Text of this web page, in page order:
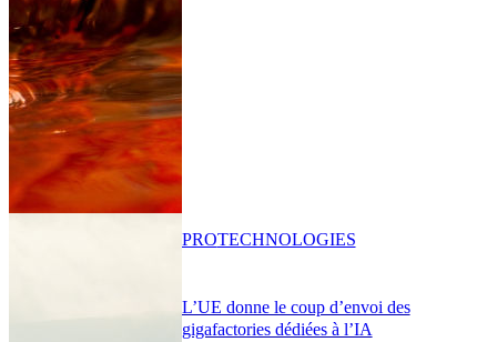
L’UE donne le coup d’envoi des
gigafactories dédiées à l’IA
PROTECHNOLOGIES